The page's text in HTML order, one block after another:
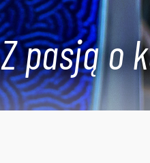
Z pasją o